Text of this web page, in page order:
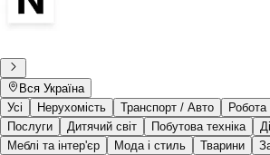
Вся Україна
Усі
Нерухомість Транспорт / Авто Робота
Послуги
Дитячий світ Побутова техніка
Меблі та інтер'єр
Мода і стиль Тварини